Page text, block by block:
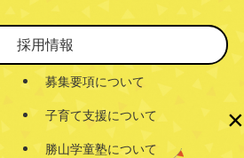
採用情報
募集要項について
子育て支援について
勝山学童塾について
×